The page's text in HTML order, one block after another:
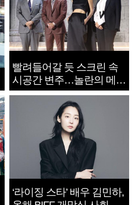
빨려들어갈 듯 스크린 속
시공간 변주…놀란의 메시
지는 ‘전쟁 속죄’
‘라이징 스타’ 배우 김민하,